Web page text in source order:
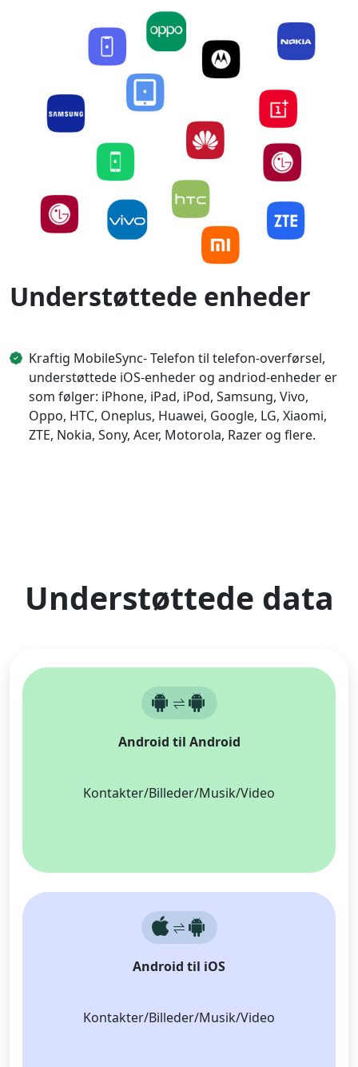
Understøttede enheder
Kraftig MobileSync- Telefon til telefon-overførsel,
understøttede iOS-enheder og andriod-enheder er
som følger: iPhone, iPad, iPod, Samsung, Vivo,
Oppo, HTC, Oneplus, Huawei, Google, LG, Xiaomi,
ZTE, Nokia, Sony, Acer, Motorola, Razer og flere.
Understøttede data
Android til Android
Kontakter/Billeder/Musik/Video
Android til iOS
Kontakter/Billeder/Musik/Video